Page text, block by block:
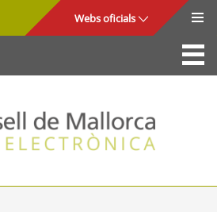
Webs oficials
La Seu
Consell de Mallorca
Accés i seguretat
Utilitats